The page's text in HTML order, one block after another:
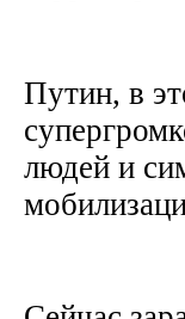
Путин, в
людей и